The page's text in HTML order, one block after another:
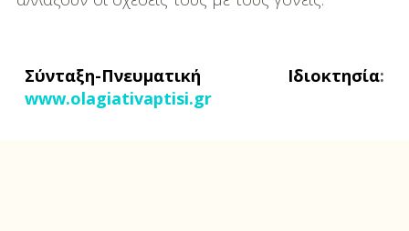
Σύνταξη-Πνευματική Ιδιοκτησία:
www.olagiativaptisi.gr